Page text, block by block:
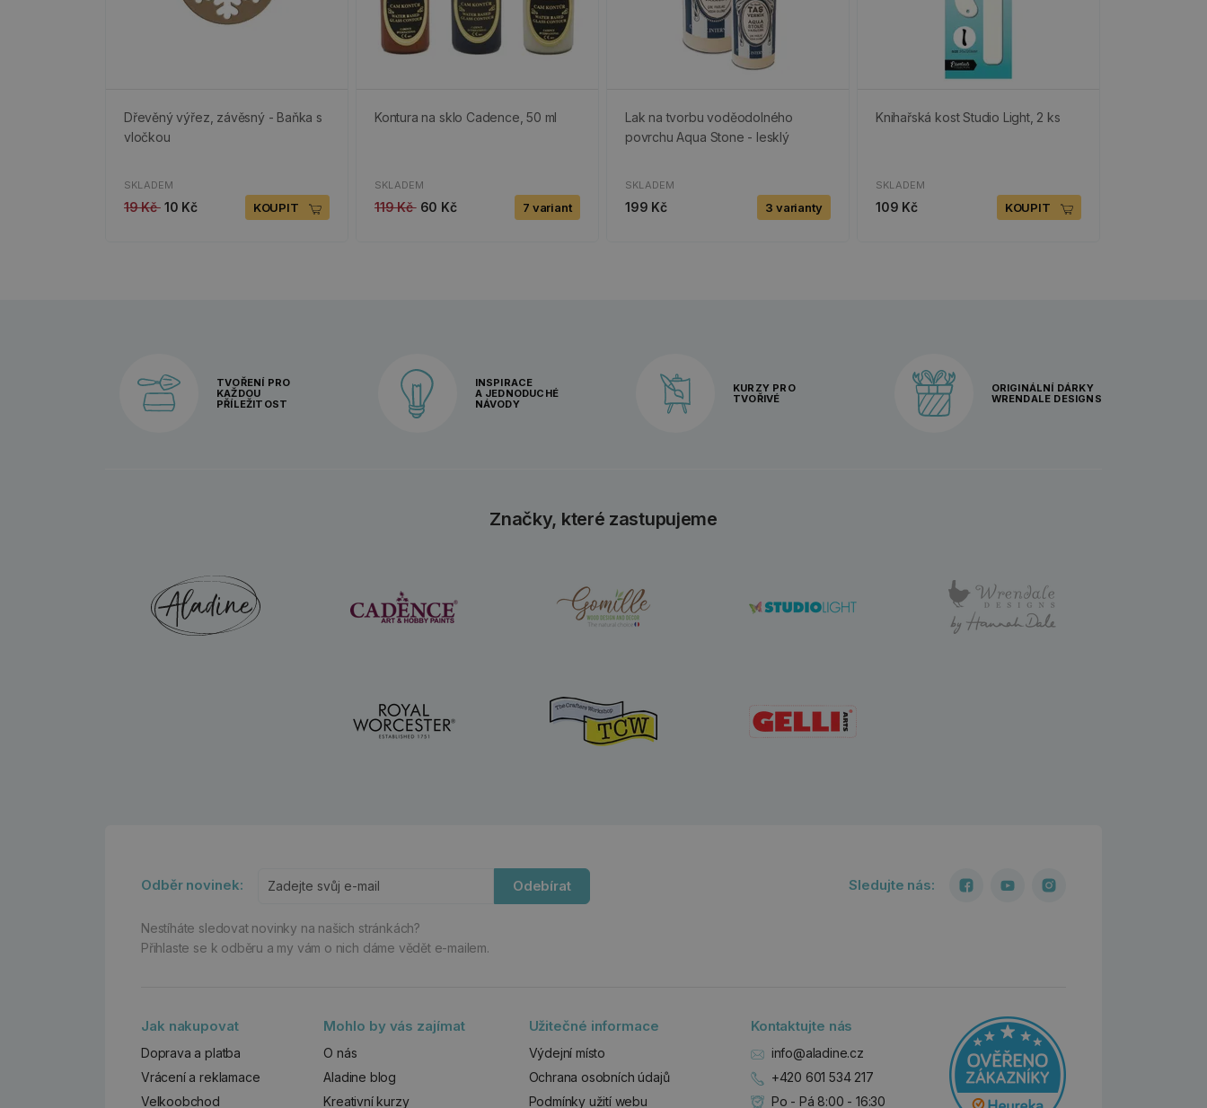
Dřevěný výřez, závěsný - Baňka s
vločkou
SKLADEM
19 Kč 10 Kč KOUPIT
Kontura na sklo Cadence, 50 ml
SKLADEM
119 Kč 60 Kč 7 variant
Lak na tvorbu voděodolného
povrchu Aqua Stone - lesklý
SKLADEM
199 Kč 3 varianty
Knihařská kost Studio Light, 2 ks
SKLADEM
109 Kč KOUPIT
TVOŘENÍ PRO
KAŽDOU
PŘÍLEŽITOST
INSPIRACE
A JEDNODUCHÉ
NÁVODY
KURZY PRO
TVOŘIVÉ
ORIGINÁLNÍ DÁRKY
WRENDALE DESIGNS
Značky, které zastupujeme
Odběr novinek: Odebírat
Nestíháte sledovat novinky na našich stránkách?
Přihlaste se k odběru a my vám o nich dáme vědět e-mailem.
Sledujte nás:
Jak nakupovat
Doprava a platba
Vrácení a reklamace
Velkoobchod
Mohlo by vás zajímat
O nás
Aladine blog
Kreativní kurzy
Užitečné informace
Výdejní místo
Ochrana osobních údajů
Podmínky užití webu
Kontaktujte nás
info@aladine.cz
+420 601 534 217
Po - Pá 8:00 - 16:30